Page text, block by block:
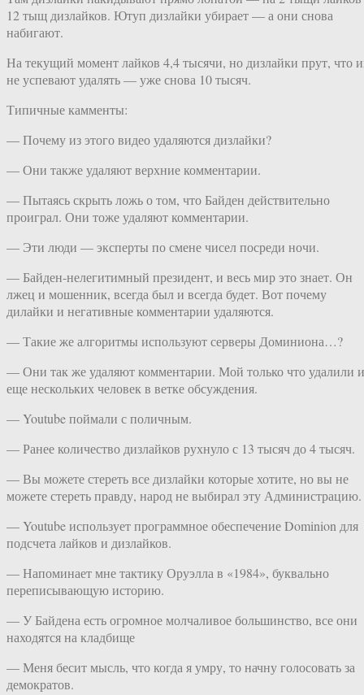
12 тыщ дизлайков. Ютуп дизлайки убирает — а они снова
набигают.
На текущий момент лайков 4,4 тысячи, но дизлайки прут, что
не успевают удалять — уже снова 10 тысяч.
Типичные камменты:
— Почему из этого видео удаляются дизлайки?
— Они также удаляют верхние комментарии.
— Пытаясь скрыть ложь о том, что Байден действительно
проиграл. Они тоже удаляют комментарии.
— Эти люди — эксперты по смене чисел посреди ночи.
— Байден-нелегитимный президент, и весь мир это знает. Он
лжец и мошенник, всегда был и всегда будет. Вот почему
дилайки и негативные комментарии удаляются.
— Такие же алгоритмы используют серверы Доминиона…?
— Они так же удаляют комментарии. Мой только что удалили и
еще нескольких человек в ветке обсуждения.
— Youtube поймали с поличным.
— Ранее количество дизлайков рухнуло с 13 тысяч до 4 тысяч.
— Вы можете стереть все дизлайки которые хотите, но вы не
можете стереть правду, народ не выбирал эту Администрацию.
— Youtube использует программное обеспечение Dominion для
подсчета лайков и дизлайков.
— Напоминает мне тактику Оруэлла в «1984», буквально
переписывающую историю.
— У Байдена есть огромное молчаливое большинство, все они
находятся на кладбище
— Меня бесит мысль, что когда я умру, то начну голосовать за
демократов.